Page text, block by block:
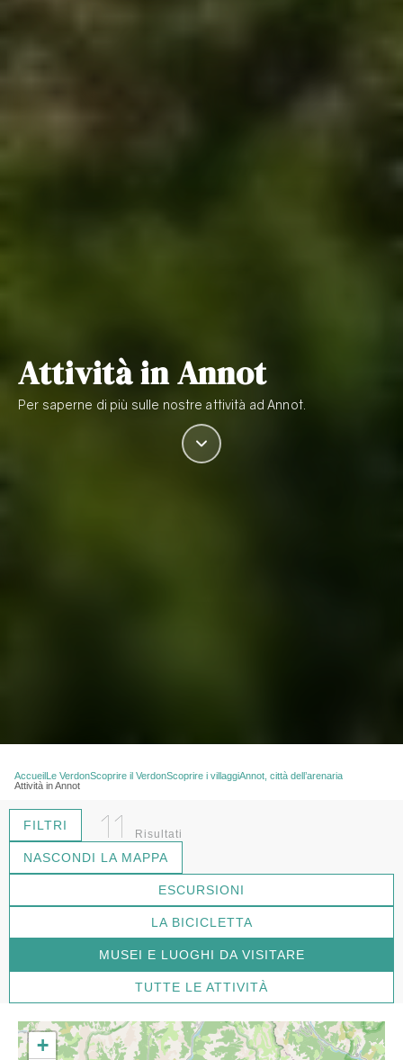
Attività in Annot
Per saperne di più sulle nostre attività ad Annot.
Accueil Le VerdonScoprire il VerdonScoprire i villaggiAnnot, città dell’arenaria
Attività in Annot
FILTRI 11 Risultati
ESCURSIONI
LA BICICLETTA
MUSEI E LUOGHI DA VISITARE
TUTTE LE ATTIVITÀ
NASCONDI LA MAPPA
+